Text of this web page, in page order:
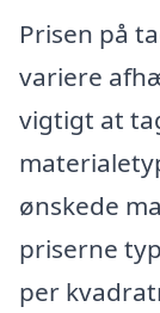
Prisen på
variere
vigtigt at
ønskede
priserne
per